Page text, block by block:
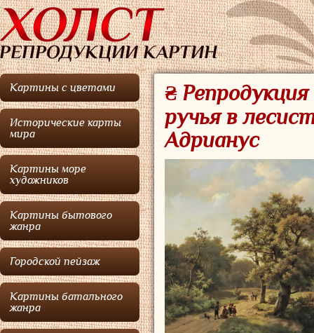
Картины с цветами
Исторические карты
мира
Картины море
художников
Картины бытового
жанра
Городской пейзаж
Картины батального
жанра
₴
ручья в
Адрианус